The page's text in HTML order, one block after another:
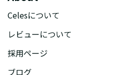
Celesについて
レビューについて
採用ページ
ブログ